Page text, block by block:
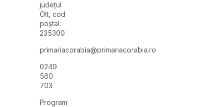
județul
Olt, cod
poștal:
235300
primariacorabia@primariacorabia.ro
0249
560
703
Program